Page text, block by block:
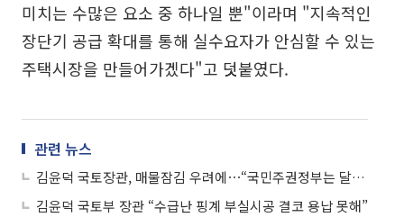
미치는 수많은 요소 중 하나일 뿐"이라며 "지속적인
장단기 공급 확대를 통해 실수요자가 안심할 수 있는
주택시장을 만들어가겠다"고 덧붙였다.
관련 뉴스
김윤덕 국토장관, 매물잠김 우려에⋯“국민주권정부는 달라”
김윤덕 국토부 장관 “수급난 핑계 부실시공 결코 용납 못해”